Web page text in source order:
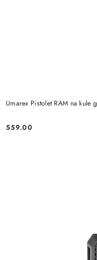
Umarex Pistolet RAM na kule
Cena:
559.00